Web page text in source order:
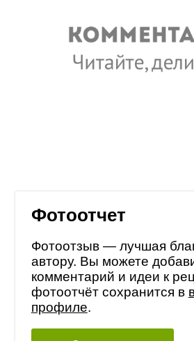
Фотоотчет
Фотоотзыв — лучшая
автору. Вы можете
комментарий и идеи к
фотоотчёт сохранится в
профиле.